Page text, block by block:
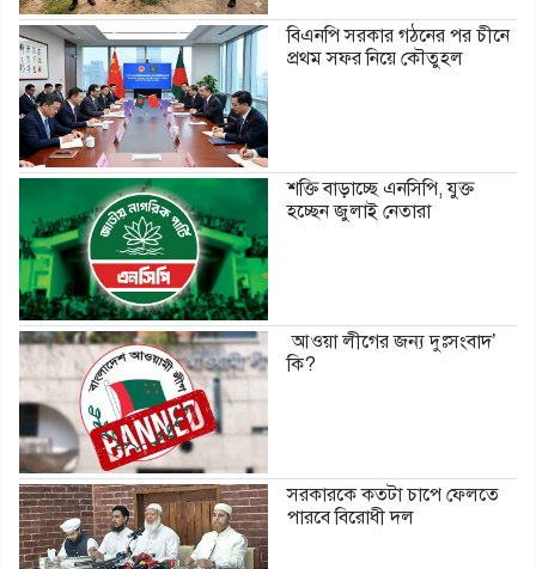
বিএনপি সরকার গঠনের পর চীনে
প্রথম সফর নিয়ে কৌতুহল
শক্তি বাড়াচ্ছে এনসিপি, যুক্ত
হচ্ছেন জুলাই নেতারা
আওয়া লীগের জন্য দুঃসংবাদ’
কি?
সরকারকে কতটা চাপে ফেলতে
পারবে বিরোধী দল